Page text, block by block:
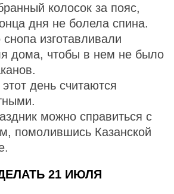
колосок за пояс,
дня не болела спина.
снопа изготавливали
дома, чтобы в нем не было
день считаются
можно справиться с
помолившись Казанской
21 ИЮЛЯ